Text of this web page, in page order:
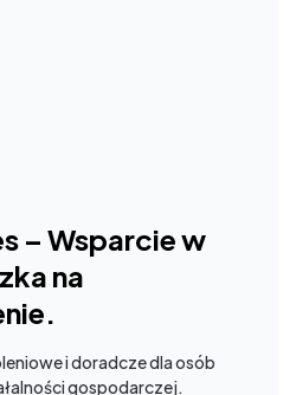
– Wsparcie w
na
i doradcze dla osób
gospodarczej.